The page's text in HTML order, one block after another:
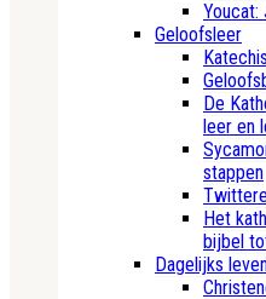
Youcat:
Geloofsleer
De
leer en
stappen
Het
bijbel
Dagelijks